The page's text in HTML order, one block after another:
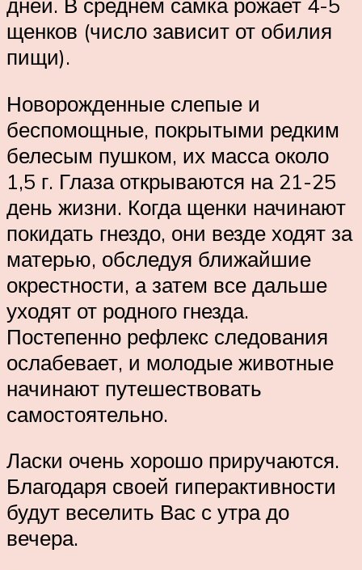
щенков (число зависит от обилия
пищи).
Новорожденные слепые и
беспомощные, покрытыми редким
белесым пушком, их масса около
1,5 г. Глаза открываются на 21-25
день жизни. Когда щенки начинают
покидать гнездо, они везде ходят за
матерью, обследуя ближайшие
окрестности, а затем все дальше
уходят от родного гнезда.
Постепенно рефлекс следования
ослабевает, и молодые животные
начинают путешествовать
самостоятельно.
Ласки очень хорошо приручаются.
Благодаря своей гиперактивности
будут веселить Вас с утра до
вечера.